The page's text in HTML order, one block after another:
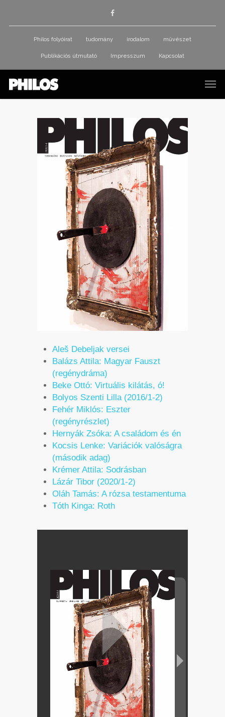
Philos folyóirat tudomány irodalom művészet
Publikációs útmutató Impresszum Kapcsolat
Aleš Debeljak versei
Balázs Attila: Magyar Fauszt
(regénydráma)
Beke Ottó: Virtuális kilátás, ó!
Bolyos Szenti Lilla (2016/1-2)
Fehér Miklós: Eszter
(regényrészlet)
Hernyák Zsóka: A családom és én
Kocsis Lenke: Variációk valóságra
(második adag)
Krémer Attila: Sodrásban
Lázár Tibor (2020/1-2)
Oláh Tamás: A rózsa testamentuma
Tóth Kinga: Roth